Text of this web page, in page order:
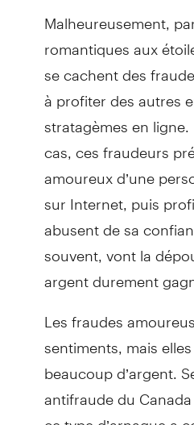
Malheureusement,
romantiques aux
se cachent des
à profiter des autres
stratagèmes en
cas, ces fraudeurs
amoureux d’une
sur Internet, puis
abusent de sa
souvent, vont la
argent durement
Les fraudes
sentiments, mais
beaucoup d’argent.
antifraude du
ce type d’arnaque a